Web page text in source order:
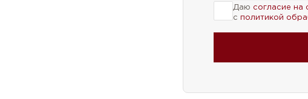
Даю согласие на
с политикой